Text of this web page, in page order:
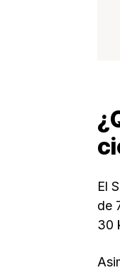
El
de
30